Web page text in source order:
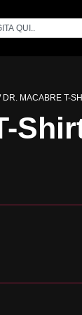
DR. MACABRE T-